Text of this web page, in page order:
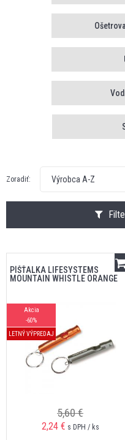
Zoradiť: Výrobca A-Z
PÍŠŤALKA LIFESYSTEMS
MOUNTAIN WHISTLE ORANGE
Akcia
-60%
LETNÝ VÝPREDAJ
5,60 €
2,24 € s DPH / ks